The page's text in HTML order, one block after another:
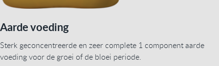
Aarde voeding
Sterk geconcentreerde en zeer complete 1 component aarde
voeding voor de groei of de bloei periode.